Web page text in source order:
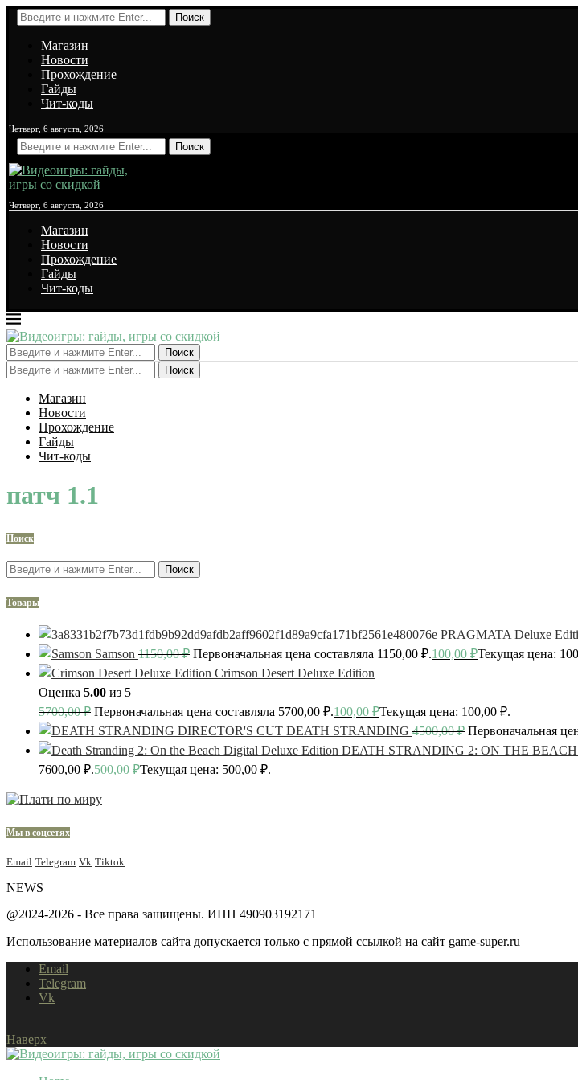
Поиск
Магазин
Новости
Прохождение
Гайды
Чит-коды
Четверг, 6 августа, 2026
Поиск
Четверг, 6 августа, 2026
Магазин
Новости
Прохождение
Гайды
Чит-коды
Поиск
Поиск
Магазин
Новости
Прохождение
Гайды
Чит-коды
патч 1.1
Поиск
Поиск
Товары
PRAGMATA Deluxe
Samson 1150,00₽ Первоначальная цена составляла 1150,00 ₽.100,00 ₽Текущая цена:
Crimson Desert Deluxe Edition
Оценка 5.00 из 5
5700,00₽ Первоначальная цена составляла 5700,00 ₽.100,00 ₽Текущая цена: 100,00 ₽.
DEATH STRANDING 4500,00₽ Первоначальная
DEATH STRANDING 2: ON THE BEACH
7600,00 ₽.500,00 ₽Текущая цена: 500,00 ₽.
Мы в соцсетях
Email Telegram Vk Tiktok
NEWS
@2024-2026 - Все права защищены. ИНН 490903192171
Использование материалов сайта допускается только с прямой ссылкой на сайт game-super.ru
Email
Telegram
Vk
Наверх